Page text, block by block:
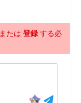
または 登録する必